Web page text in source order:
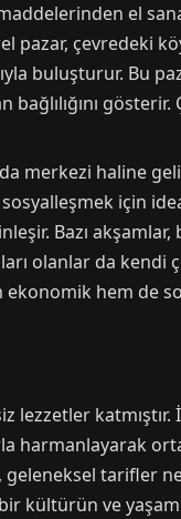
el
pazar, çevredeki
buluşturur. Bu
merkezi haline
için
Bazı
olanlar da kendi
ekonomik hem de
harmanlayarak
geleneksel tarifler
kültürün ve yaşam